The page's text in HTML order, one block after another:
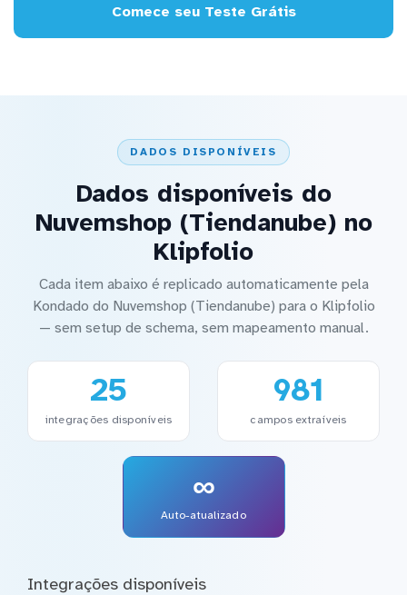
Comece seu Teste Grátis
DADOS DISPONÍVEIS
Dados disponíveis do
Nuvemshop (Tiendanube) no
Klipfolio
Cada item abaixo é replicado automaticamente pela
Kondado do Nuvemshop (Tiendanube) para o Klipfolio
— sem setup de schema, sem mapeamento manual.
25
integrações disponíveis
981
campos extraíveis
∞
Auto-atualizado
Integrações disponíveis